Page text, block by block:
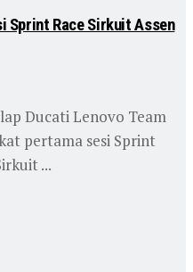
Sprint Race Sirkuit Assen
Ducati Lenovo Team
pertama sesi Sprint
...